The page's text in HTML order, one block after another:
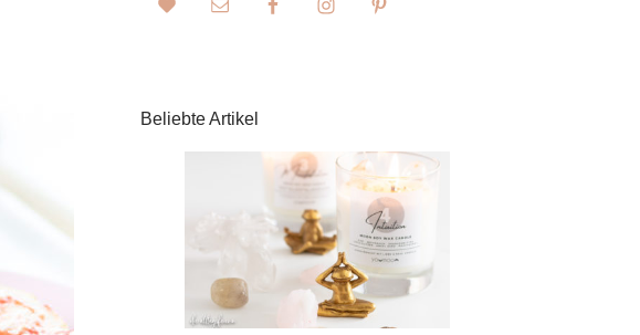
Beliebte Artikel